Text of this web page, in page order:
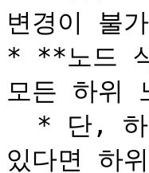
변경이 불
* **노드
모든 하위
있다면 하